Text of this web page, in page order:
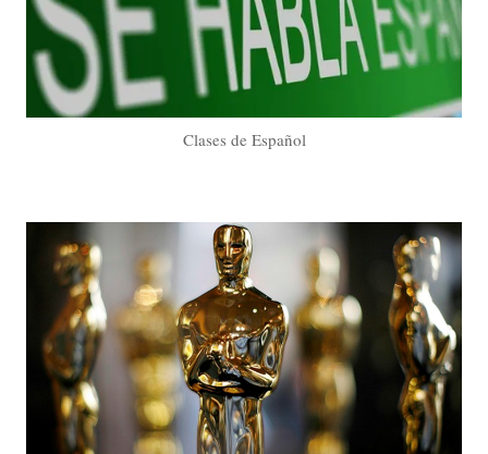
Clases de Español